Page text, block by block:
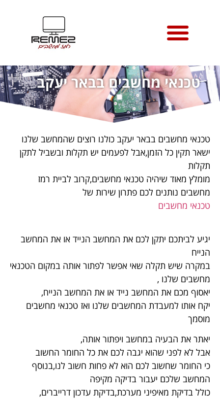
טכנאי מחשבים בבאר יעקב
טכנאי מחשבים בבאר יעקב כולנו רוצים שהמחשב שלנו
ישאר תקין כל הזמן,אבל לפעמים יש תקלות ובשביל לתקן
תקלות
מומלץ מאוד שיהיה טכנאי מחשבים,קרוב לביית רמז
מחשבים נותנים לכם פתרון שירות של
טכנאי מחשבים
יגיע לביתכם יתקן לכם את המחשב הנייד או את המחשב
הנייח
במקרה שיש תקלה שאי אפשר לפתור אותה במקום הטכנאי
מחשבים שלנו ,
יאסוף מכם את המחשב נייד או את המחשב הנייח,
יקח אותו למעבדת המחשבים שלנו ואז טכנאי מחשבים
מוסמך
יאתר את הבעיה במחשב ויפתור אותה,
אבל לא לפני שהוא יגבה לכם את כל החומר החשוב
כי החומר שחשוב לכם הוא לא פחות חשוב לנו,בנוסף
המחשב שלכם יעבור בדיקה מקיפה
כולל בדיקת מאיפיני מערכת,בדיקת עדכון דרייברים,